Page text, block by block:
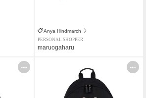
Anya Hindmarch
PERSONAL SHOPPER
maruogaharu